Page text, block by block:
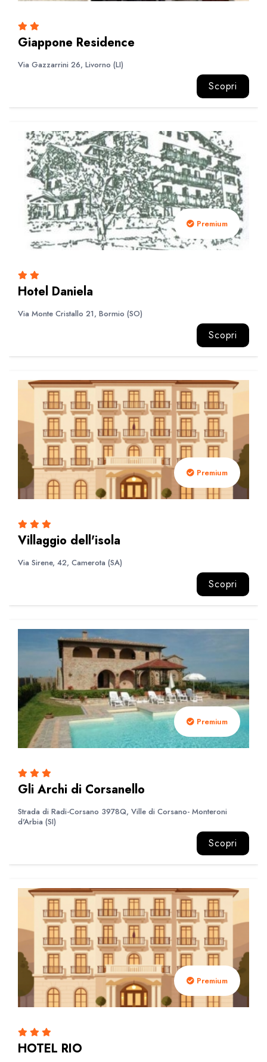
Giappone Residence
Via Gazzarrini 26, Livorno (LI)
Scopri
Premium
Hotel Daniela
Via Monte Cristallo 21, Bormio (SO)
Scopri
Premium
Villaggio dell'isola
Via Sirene, 42, Camerota (SA)
Scopri
Premium
Gli Archi di Corsanello
Strada di Radi-Corsano 3978Q, Ville di Corsano- Monteroni
d'Arbia (SI)
Scopri
Premium
HOTEL RIO